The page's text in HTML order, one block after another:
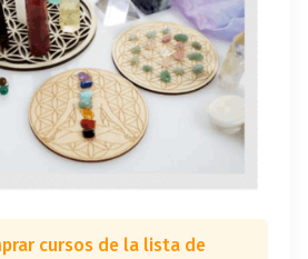
cursos de la lista de